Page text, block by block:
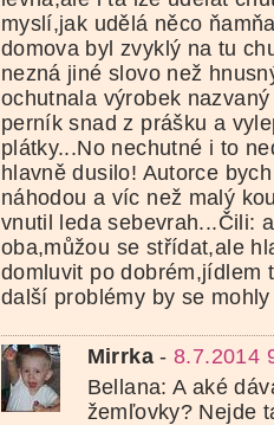
myslí,jak udělá něco
domova byl zvyklý na tu
nezná jiné slovo než
ochutnala výrobek
perník snad z prášku a
plátky...No nechutné i to
hlavně dusilo! Autorce
náhodou a víc než malý
vnutil leda sebevrah...Čili:
oba,můžou se střídat,ale
domluvit po dobrém,jídlem
další problémy by se
Mirrka-8.7.2014
Bellana: A aké
žemľovky? Nejde